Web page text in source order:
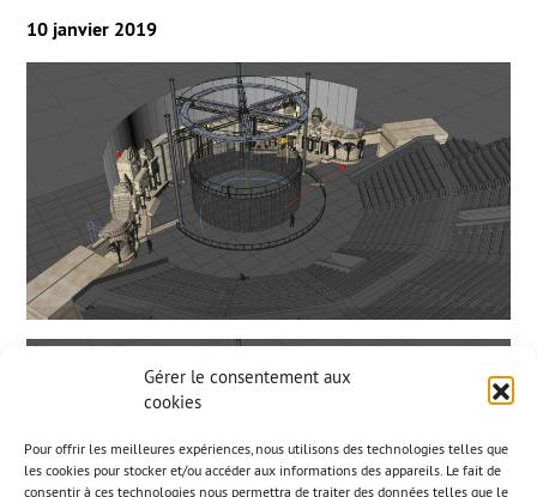
Gérer le consentement aux
cookies
Pour offrir les meilleures expériences, nous utilisons des technologies telles que
les cookies pour stocker et/ou accéder aux informations des appareils. Le fait de
consentir à ces technologies nous permettra de traiter des données telles que le
10 janvier 2019